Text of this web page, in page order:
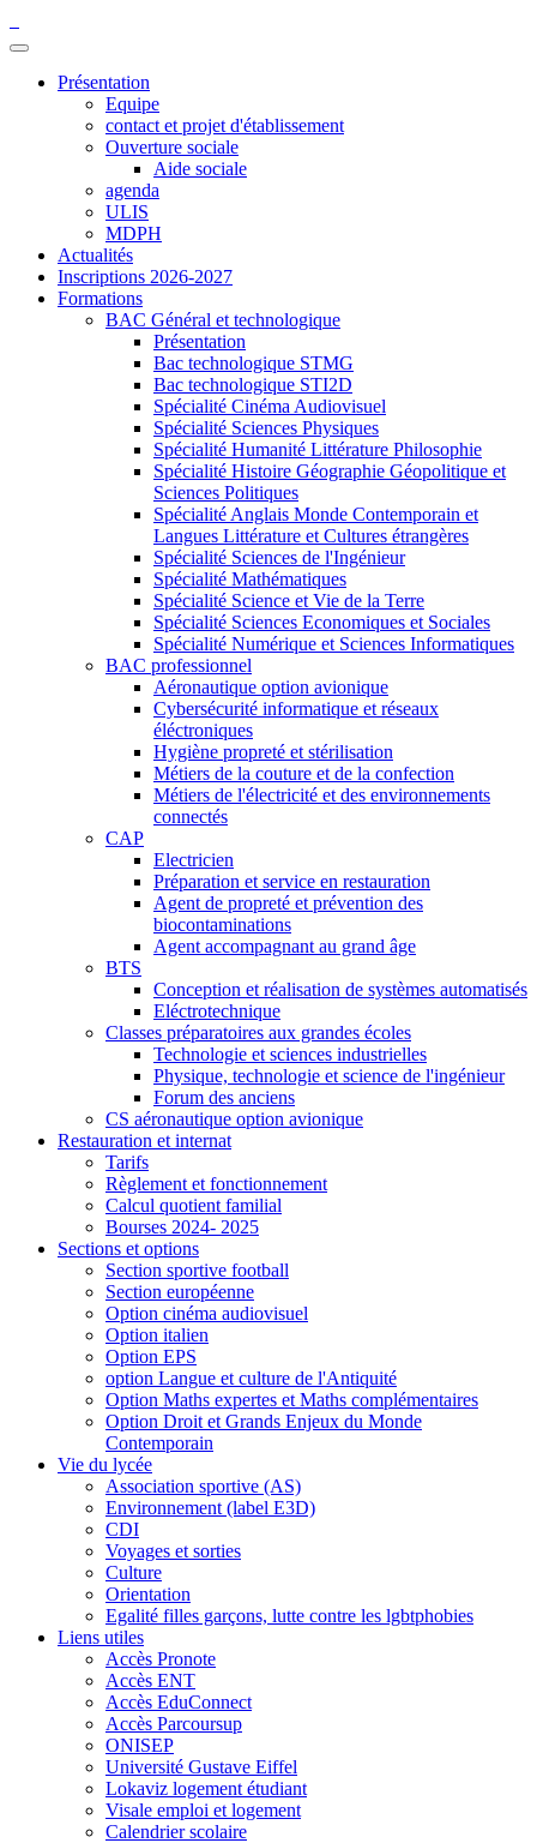
Présentation
Equipe
contact et projet d'établissement
Ouverture sociale
Aide sociale
agenda
ULIS
MDPH
Actualités
Inscriptions 2026-2027
Formations
BAC Général et technologique
Présentation
Bac technologique STMG
Bac technologique STI2D
Spécialité Cinéma Audiovisuel
Spécialité Sciences Physiques
Spécialité Humanité Littérature Philosophie
Spécialité Histoire Géographie Géopolitique et
Sciences Politiques
Spécialité Anglais Monde Contemporain et
Langues Littérature et Cultures étrangères
Spécialité Sciences de l'Ingénieur
Spécialité Mathématiques
Spécialité Science et Vie de la Terre
Spécialité Sciences Economiques et Sociales
Spécialité Numérique et Sciences Informatiques
BAC professionnel
Aéronautique option avionique
Cybersécurité informatique et réseaux
éléctroniques
Hygiène propreté et stérilisation
Métiers de la couture et de la confection
Métiers de l'électricité et des environnements
connectés
CAP
Electricien
Préparation et service en restauration
Agent de propreté et prévention des
biocontaminations
Agent accompagnant au grand âge
BTS
Conception et réalisation de systèmes automatisés
Eléctrotechnique
Classes préparatoires aux grandes écoles
Technologie et sciences industrielles
Physique, technologie et science de l'ingénieur
Forum des anciens
CS aéronautique option avionique
Restauration et internat
Tarifs
Règlement et fonctionnement
Calcul quotient familial
Bourses 2024- 2025
Sections et options
Section sportive football
Section européenne
Option cinéma audiovisuel
Option italien
Option EPS
option Langue et culture de l'Antiquité
Option Maths expertes et Maths complémentaires
Option Droit et Grands Enjeux du Monde
Contemporain
Vie du lycée
Association sportive (AS)
Environnement (label E3D)
CDI
Voyages et sorties
Culture
Orientation
Egalité filles garçons, lutte contre les lgbtphobies
Liens utiles
Accès Pronote
Accès ENT
Accès EduConnect
Accès Parcoursup
ONISEP
Université Gustave Eiffel
Lokaviz logement étudiant
Visale emploi et logement
Calendrier scolaire